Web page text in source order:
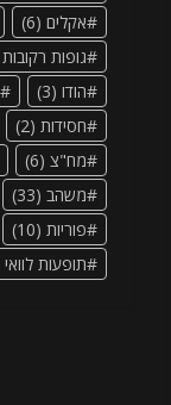
אקלים (6)
גופות רקובות
הודו (3)
חסידות (2)
מח"צ (6)
משהב (33)
פוריות (10)
תופעות לוואי